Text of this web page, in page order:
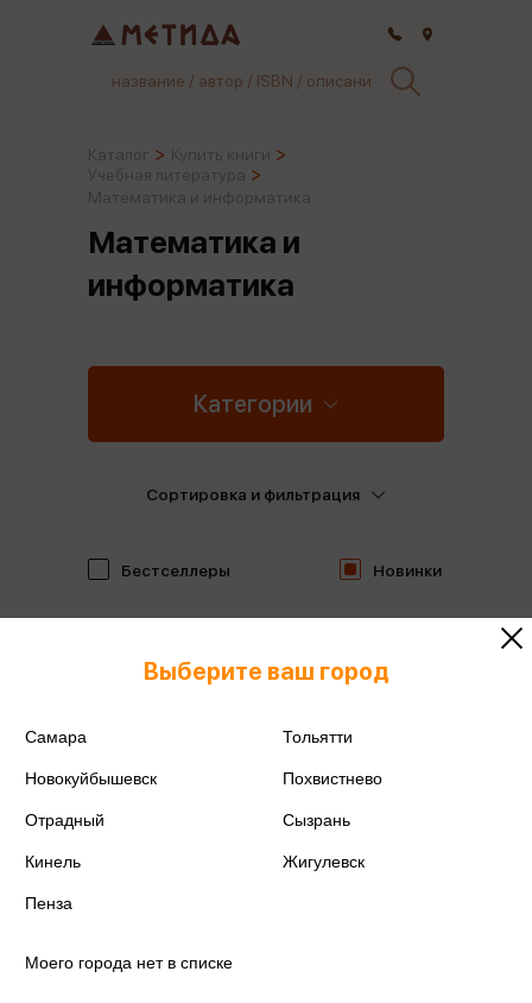
Математика и
информатика
Категории
Бестселлеры Новинки
Сортировка и фильтрация
Выберите ваш город
Самара Тольятти
Новокуйбышевск Похвистнево
Отрадный Сызрань
Кинель Жигулевск
Пенза
Моего города нет в списке